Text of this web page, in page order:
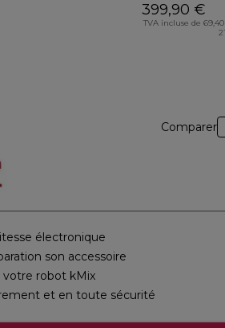
399,90 €
TVA incluse de
Comparer
électronique
son accessoire
votre robot kMix
et en toute sécurité